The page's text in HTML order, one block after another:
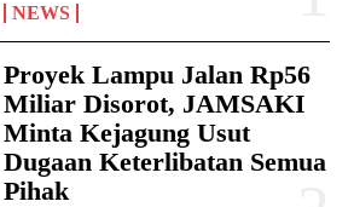
NEWS
Proyek Lampu Jalan Rp56
Miliar Disorot, JAMSAKI
Minta Kejagung Usut
Dugaan Keterlibatan Semua
Pihak